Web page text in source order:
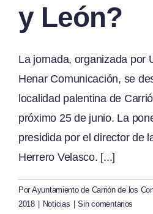
y León?
La jornada, organizada por
Henar Comunicación, se
localidad palentina de
próximo 25 de junio. La
presidida por el director de
Herrero Velasco. [...]
Por Ayuntamiento de Carrión de los
2018 | Noticias | Sin comentarios